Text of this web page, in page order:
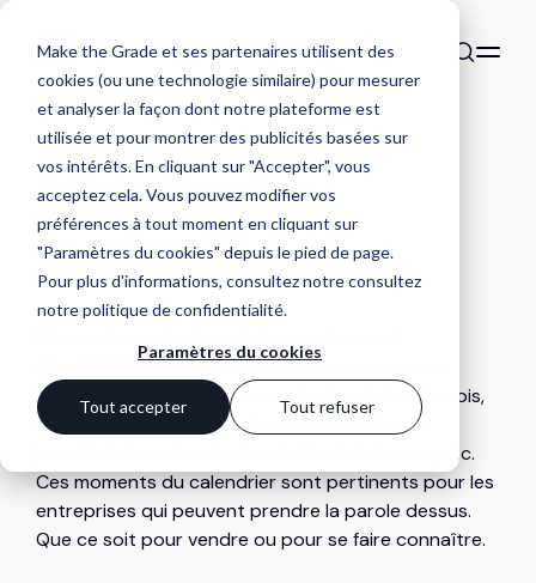
Make the Grade et ses partenaires utilisent des
cookies (ou une technologie similaire) pour mesurer
et analyser la façon dont notre plateforme est
utilisée et pour montrer des publicités basées sur
vos intérêts. En cliquant sur "Accepter", vous
acceptez cela. Vous pouvez modifier vos
préférences à tout moment en cliquant sur
"Paramètres du cookies" depuis le pied de page.
Pour plus d'informations, consultez notreconsultez
notre politique de confidentialité.
Paramètres du cookies
Tout accepter Tout refuser
DÉFINITION
Marronnier
marketing
régulièrement mis en avant lors de campagnes
marketing dédiées. Par exemple : la galette des rois,
la Saint-Valentin, la fête des grands-mères, la
journée internationale des droits de la femme, etc.
Ces moments du calendrier sont pertinents pour les
entreprises qui peuvent prendre la parole dessus.
Que ce soit pour vendre ou pour se faire connaître.